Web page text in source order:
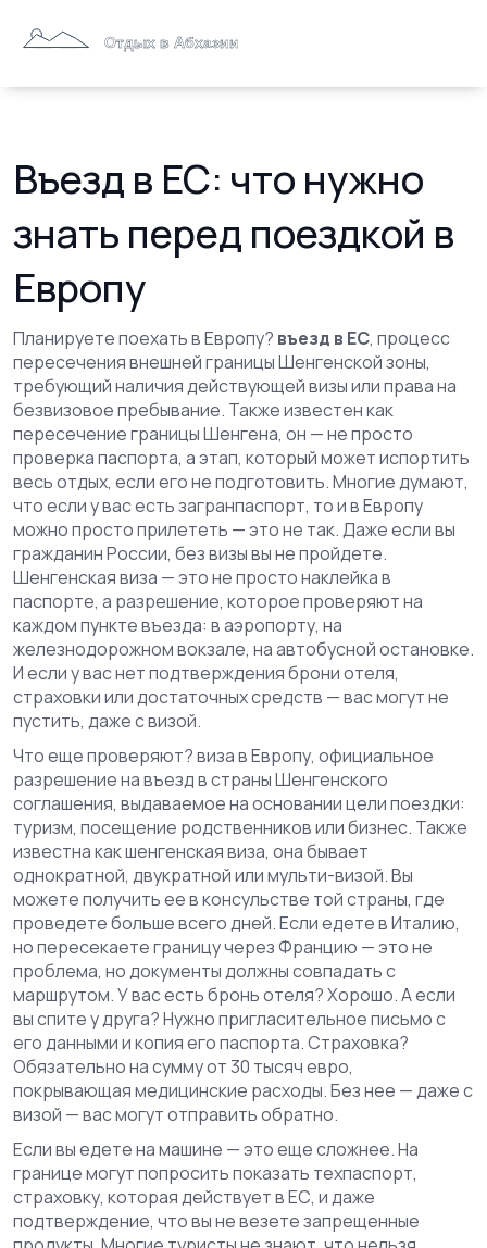
Въезд в ЕС: что нужно
знать перед поездкой в
Европу
Планируете поехать в Европу? въезд в ЕС, процесс
пересечения внешней границы Шенгенской зоны,
требующий наличия действующей визы или права на
безвизовое пребывание. Также известен как
пересечение границы Шенгена, он — не просто
проверка паспорта, а этап, который может испортить
весь отдых, если его не подготовить.Многие думают,
что если у вас есть загранпаспорт, то и в Европу
можно просто прилететь — это не так. Даже если вы
гражданин России, без визы вы не пройдете.
Шенгенская виза — это не просто наклейка в
паспорте, а разрешение, которое проверяют на
каждом пункте въезда: в аэропорту, на
железнодорожном вокзале, на автобусной остановке.
И если у вас нет подтверждения брони отеля,
страховки или достаточных средств — вас могут не
пустить, даже с визой.
Что еще проверяют?виза в Европу, официальное
разрешение на въезд в страны Шенгенского
соглашения, выдаваемое на основании цели поездки:
туризм, посещение родственников или бизнес. Также
известна какшенгенская виза, она бывает
однократной, двукратной или мульти-визой.Вы
можете получить ее в консульстве той страны, где
проведете больше всего дней. Если едете в Италию,
но пересекаете границу через Францию — это не
проблема, но документы должны совпадать с
маршрутом. У вас есть бронь отеля? Хорошо. А если
вы спите у друга? Нужно пригласительное письмо с
его данными и копия его паспорта. Страховка?
Обязательно на сумму от 30 тысяч евро,
покрывающая медицинские расходы. Без нее — даже с
визой — вас могут отправить обратно.
Если вы едете на машине — это еще сложнее. На
границе могут попросить показать техпаспорт,
страховку, которая действует в ЕС, и даже
подтверждение, что вы не везете запрещенные